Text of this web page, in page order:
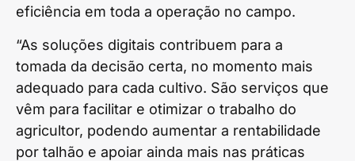
eficiência em toda a operação no campo.
“As soluções digitais contribuem para a
tomada da decisão certa, no momento mais
adequado para cada cultivo. São serviços que
vêm para facilitar e otimizar o trabalho do
agricultor, podendo aumentar a rentabilidade
por talhão e apoiar ainda mais nas práticas